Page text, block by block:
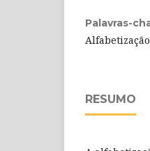
Palavras-
RESUMO